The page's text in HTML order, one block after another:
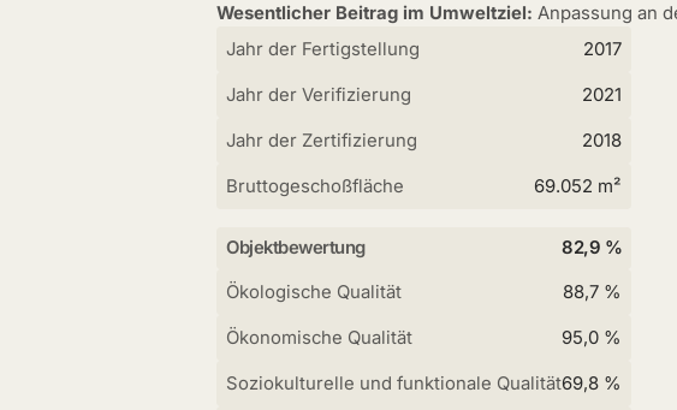
Wesentlicher Beitrag im Umweltziel: Anpassung an
Jahr der Fertigstellung
2017
Jahr der Verifizierung 2021
Jahr der Zertifizierung 2018
Bruttogeschoßfläche 69.052 m²
Objektbewertung 82,9 %
Ökologische Qualität 88,7 %
Ökonomische Qualität 95,0 %
Soziokulturelle und funktionale Qualität69,8 %